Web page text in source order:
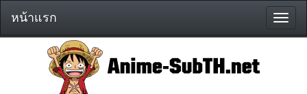
หน้า
แรก
หน้าแรก